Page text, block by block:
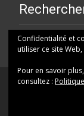
Rechercher
Confidentialité et
utiliser ce site
Pour en savoir
consultez :